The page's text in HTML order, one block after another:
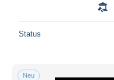
Status
Neu